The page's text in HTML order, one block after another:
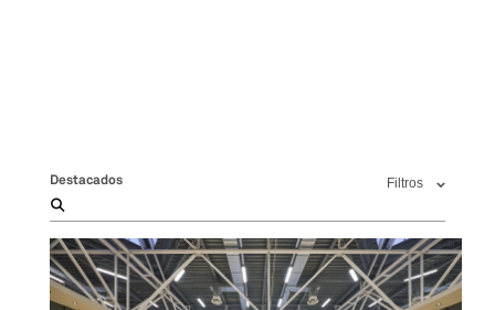
Destacados Filtros